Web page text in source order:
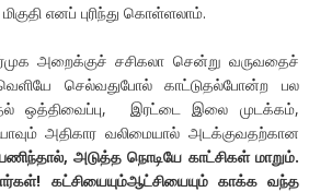
எனப் புரிந்து கொள்ளலாம்.
அறைக்குச் சசிகலா சென்று வருவதைச்
செல்வதுபோல் காட்டுதல்போன்ற பல
ஒத்திவைப்பு, இரட்டை இலை முடக்கம்,
அதிகார வலிமையால் அடக்குவதற்கான
,அடுத்த நொடியே காட்சிகள் மாறும்.
கட்சியையும்ஆட்சியையும் காக்க வந்த